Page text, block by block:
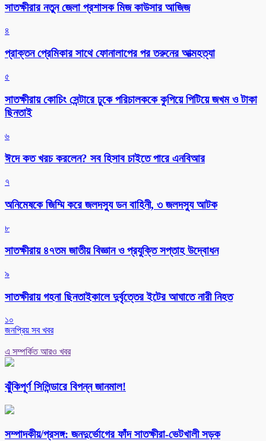
সাতক্ষীরার নতুন জেলা প্রশাসক মিজ কাউসার আজিজ
৪
প্রাক্তন প্রেমিকার সাথে ফোনালাপের পর তরুনের আত্মহত্যা
৫
সাতক্ষীরায় কোচিং সেন্টারে ঢুকে পরিচালককে কুপিয়ে পিটিয়ে জখম ও টাকা
ছিনতাই
৬
ঈদে কত খরচ করলেন? সব হিসাব চাইতে পারে এনবিআর
৭
অনিমেষকে জিম্মি করে জলদস্যু ডন বাহিনী, ৩ জলদস্যু আটক
৮
সাতক্ষীরায় ৪৭তম জাতীয় বিজ্ঞান ও প্রযুক্তি সপ্তাহ উদ্বোধন
৯
সাতক্ষীরায় গহনা ছিনতাইকালে দুর্বৃত্তের ইটের আঘাতে নারী নিহত
১০
জনপ্রিয় সব খবর
এ সম্পর্কিত আরও খবর
ঝুঁকিপূর্ণ সিলিন্ডারে বিপন্ন জানমাল!
সম্পাদকীয়/প্রসঙ্গ: জনদুর্ভোগের ফাঁদ সাতক্ষীরা-ভেটখালী সড়ক